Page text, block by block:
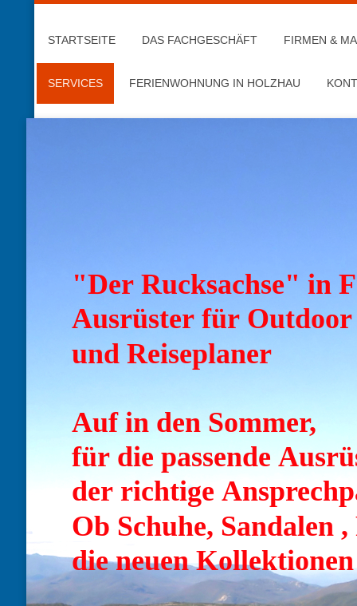
STARTSEITE DAS FACHGESCHÄFT FIRMEN &
SERVICES FERIENWOHNUNG IN HOLZHAU
"Der Rucksachse" in
Ausrüster für
und Reiseplaner
Auf in den Sommer,
für die passende
der richtige
Ob Schuhe, Sandalen
die neuen